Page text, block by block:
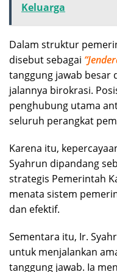
Keluarga
Dalam struktur
disebut sebagai
tanggung jawab besar
jalannya birokrasi.
penghubung utama
seluruh perangkat
Karena itu,
Syahrun dipandang
strategis Pemerintah
menata sistem
dan efektif.
Sementara itu, Ir.
untuk menjalankan
tanggung jawab. Ia